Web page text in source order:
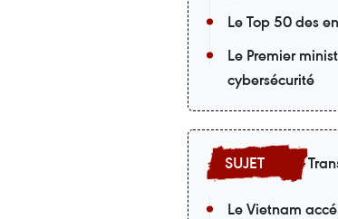
Le Top 50 des
Le Premier
cybersécurité
Le Vietnam